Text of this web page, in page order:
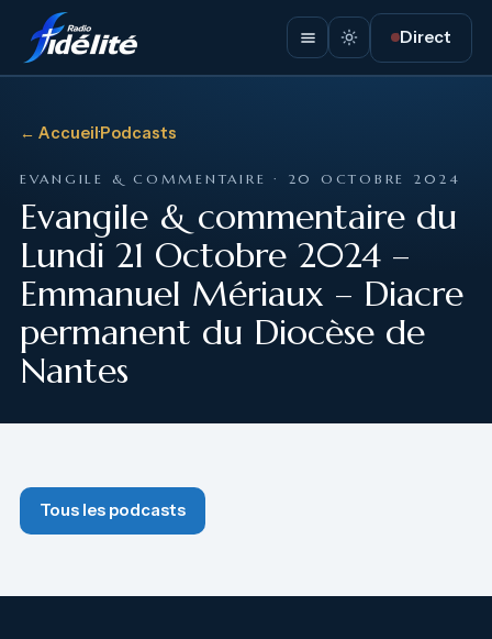
Direct
← Accueil·Podcasts
EVANGILE & COMMENTAIRE · 20 OCTOBRE 2024
Evangile & commentaire du
Lundi 21 Octobre 2024 –
Emmanuel Mériaux – Diacre
permanent du Diocèse de
Nantes
Tous les podcasts